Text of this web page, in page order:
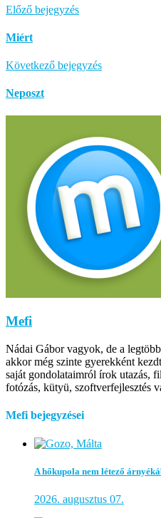
Előző bejegyzés
Miért
Következő bejegyzés
Neposzt
Mefi
Nádai Gábor vagyok, de a
akkor még szinte gyerekként
saját gondolataimról írok utazás,
fotózás, kütyü, szoftverfejlesztés
Mefi bejegyzései
A hőkupola nem létező
2026. augusztus 07.